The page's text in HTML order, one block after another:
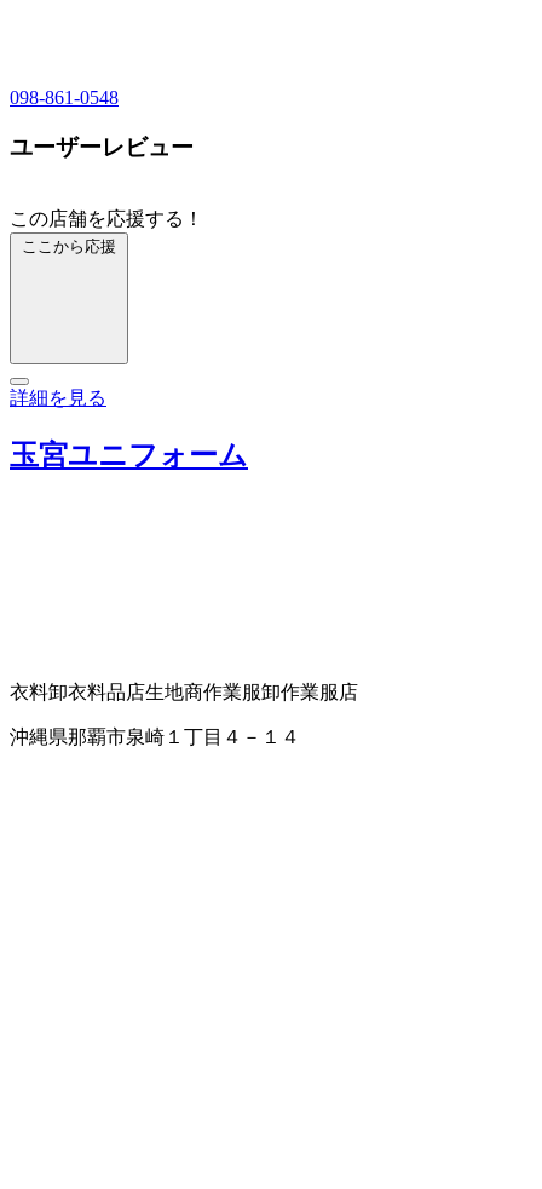
098-861-0548
ユーザーレビュー
この店舗を応援する！
ここから応援
詳細を見る
玉宮ユニフォーム
衣料卸衣料品店生地商作業服卸作業服店
沖縄県那覇市泉崎１丁目４－１４